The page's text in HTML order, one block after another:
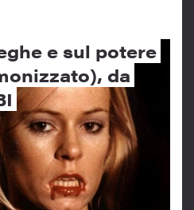
e sul potere
da